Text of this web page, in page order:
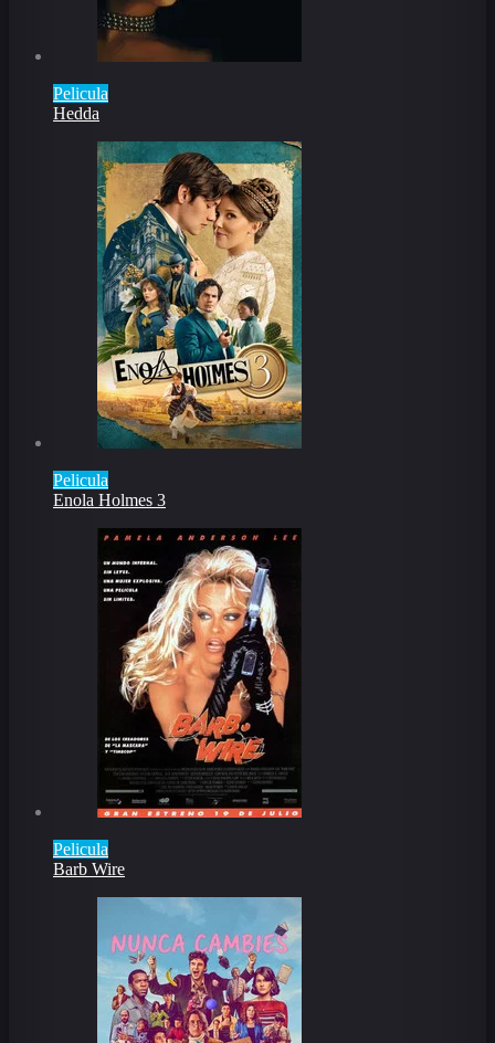
Pelicula
Hedda
Pelicula
Enola Holmes 3
Pelicula
Barb Wire